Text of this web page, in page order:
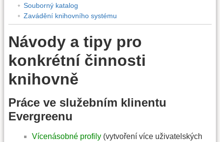
Souborný katalog
Zavádění knihovního systému
Návody a tipy pro
konkrétní činnosti
knihovně
Práce ve služebním klinentu
Evergreenu
Vícenásobné profily (vytvoření více uživatelských